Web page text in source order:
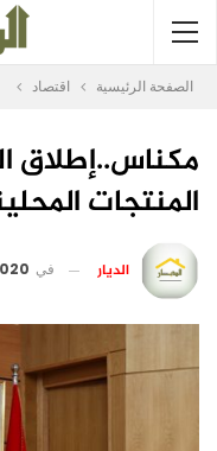
الصفحة الرئيسية اقتصاد
مكناس..إطلاق
المنتجات
الديار في 20:39